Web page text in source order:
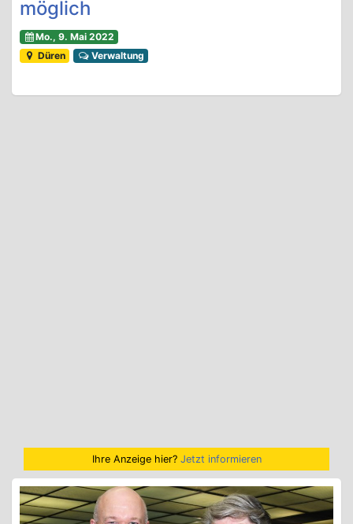
möglich
Mo., 9. Mai 2022
Düren
Verwaltung
Ihre Anzeige hier? Jetzt informieren